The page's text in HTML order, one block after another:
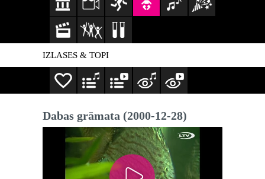
IZLASES & TOPI
Dabas grāmata (2000-12-28)